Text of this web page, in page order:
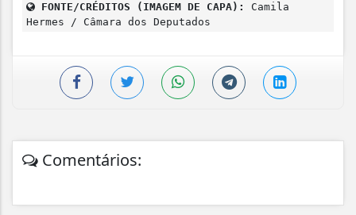
FONTE/CRÉDITOS (IMAGEM DE CAPA):
Camila
Hermes / Câmara dos Deputados
Comentários: